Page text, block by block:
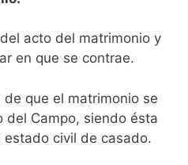
acto del matrimonio y
en que se contrae.
que el matrimonio se
del Campo, siendo ésta
civil de casado.